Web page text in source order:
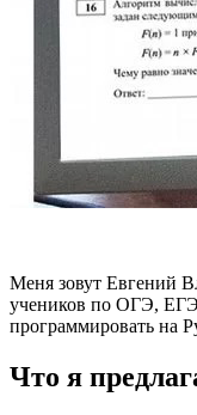
Меня зовут Евгений
учеников по ОГЭ,
программировать на
Что я